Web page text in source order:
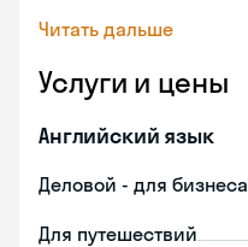
Читать дальше
Услуги и цены
Английский язык
Деловой - для бизнеса
Для путешествий